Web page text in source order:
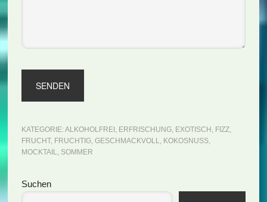
KATEGORIE: ALKOHOLFREI , ERFRISCHUNG, EXOTISCH , FIZZ,
FRUCHT, FRUCHTIG, GESCHMACKVOLL, KOKOSNUSS,
MOCKTAIL, SOMMER
Seitenspalte
Suchen